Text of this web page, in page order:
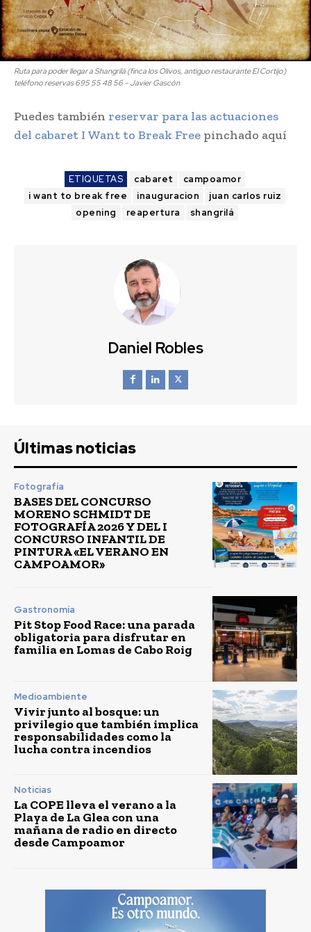
Ruta para poder llegar a Shangrilá (finca los Olivos, antiguo restaurante El Cortijo)
teléfono reservas 695 55 48 56 – Javier Gascón
Puedes también reservar para las actuaciones
del cabaret I Want to Break Free pinchado aquí
ETIQUETAS cabaret
campoamor
i want to break free
inauguracion
juan carlos ruiz
opening
reapertura shangrilá
Daniel Robles
Últimas noticias
Fotografía
BASES DEL CONCURSO
MORENO SCHMIDT DE
FOTOGRAFÍA 2026 Y DEL I
CONCURSO INFANTIL DE
PINTURA «EL VERANO EN
CAMPOAMOR»
Gastronomía
Pit Stop Food Race: una parada
obligatoria para disfrutar en
familia en Lomas de Cabo Roig
Medioambiente
Vivir junto al bosque: un
privilegio que también implica
responsabilidades como la
lucha contra incendios
Noticias
La COPE lleva el verano a la
Playa de La Glea con una
mañana de radio en directo
desde Campoamor